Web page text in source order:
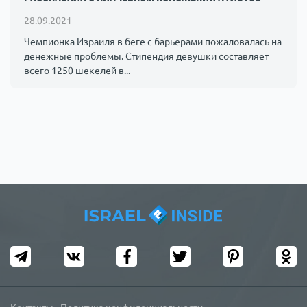
Происшествия
Армия
28.09.2021
Чемпионка Израиля в беге с барьерами пожаловалась на
денежные проблемы. Стипендия девушки составляет
всего 1250 шекелей в...